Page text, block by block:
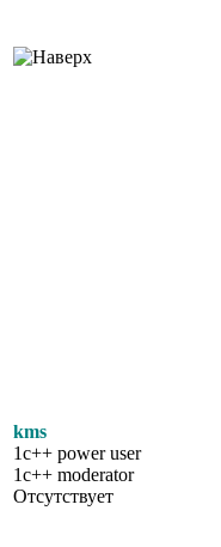
kms
1c++ power user
1c++ moderator
Отсутствует